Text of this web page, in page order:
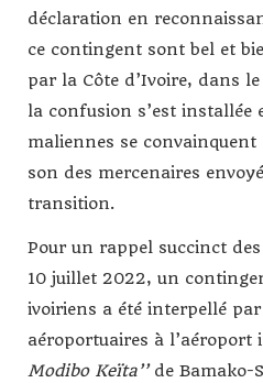
déclaration en
ce contingent sont bel et
par la Côte d’Ivoire, dans
la confusion s’est installée
maliennes se convainquent
son des mercenaires
transition.
Pour un rappel succinct
10 juillet 2022, un
ivoiriens a été interpellé
aéroportuaires à l’aéroport
Modibo Keïta’’de Bamako-